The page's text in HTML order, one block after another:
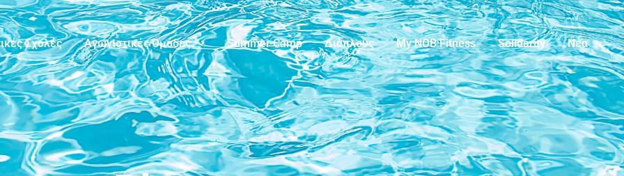
Σχολές Αγωνιστικές Ομάδες Summer Camp Διάπλους My NOB Fitness Solidarity
Νέα